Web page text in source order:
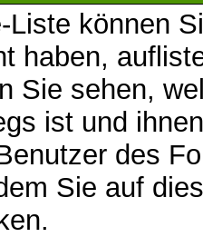
Liste können
haben,
Sie sehen,
ist und
des
Sie auf